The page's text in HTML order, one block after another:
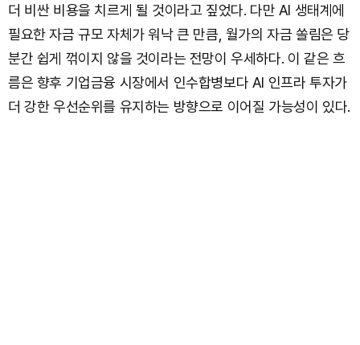
더 비싼 비용을 치르게 될 것이라고 짚었다. 다만 AI 생태계에
필요한 자금 규모 자체가 워낙 큰 만큼, 월가의 자금 쏠림은 당
분간 쉽게 꺾이지 않을 것이라는 전망이 우세하다. 이 같은 흐
름은 향후 기업금융 시장에서 인수합병보다 AI 인프라 투자가
더 강한 우선순위를 유지하는 방향으로 이어질 가능성이 있다.